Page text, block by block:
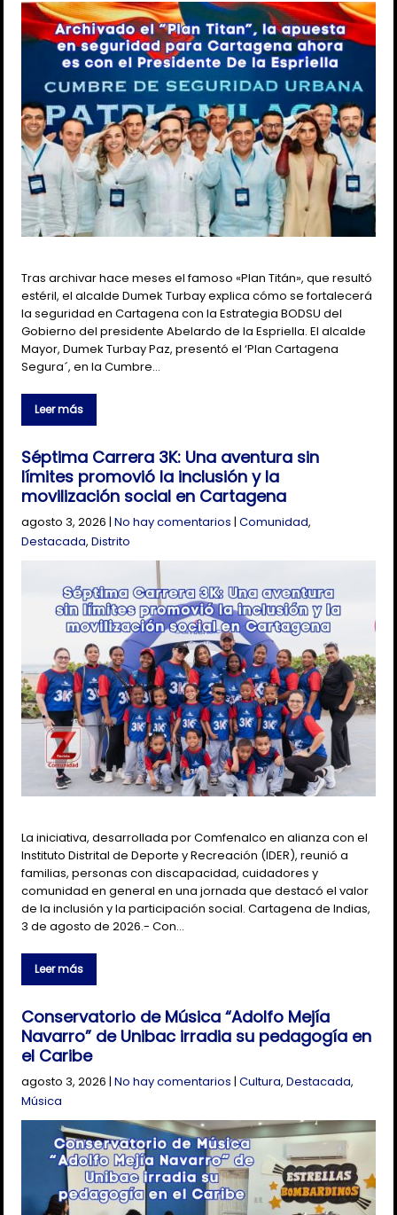
Tras archivar hace meses el famoso «Plan Titán», que resultó
estéril, el alcalde Dumek Turbay explica cómo se fortalecerá
la seguridad en Cartagena con la Estrategia BODSU del
Gobierno del presidente Abelardo de la Espriella. El alcalde
Mayor, Dumek Turbay Paz, presentó el ‘Plan Cartagena
Segura´, en la Cumbre…
Leer más
Séptima Carrera 3K: Una aventura sin
límites promovió la inclusión y la
movilización social en Cartagena
agosto 3, 2026 |No hay comentarios |Comunidad,
Destacada,Distrito
La iniciativa, desarrollada por Comfenalco en alianza con el
Instituto Distrital de Deporte y Recreación (IDER), reunió a
familias, personas con discapacidad, cuidadores y
comunidad en general en una jornada que destacó el valor
de la inclusión y la participación social. Cartagena de Indias,
3 de agosto de 2026.- Con…
Leer más
Conservatorio de Música “Adolfo Mejía
Navarro” de Unibac irradia su pedagogía en
el Caribe
agosto 3, 2026 |No hay comentarios |Cultura,Destacada,
Música